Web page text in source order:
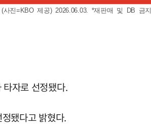
진=KBO 제공) 2026.06.03. *재판매 및 DB 금지
자로 선정됐다.
됐다고 밝혔다.